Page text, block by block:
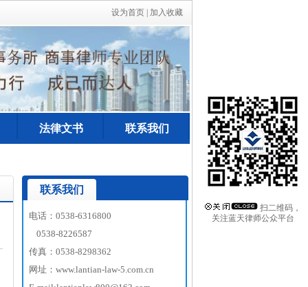
设为首页 加入收藏
法律文书 联系我们
联系我们
电话：0538-6316800
0538-8226587
传真：0538-8298362
网址：www.lantian-law-5.com.cn
扫二维码，
关注蓝天律师公众平台